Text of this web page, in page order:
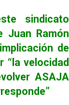
sindicato
Juan Ramón
de
velocidad
ASAJA